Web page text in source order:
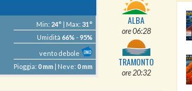
Min: 24° | Max:31°
Umidità66%-95%
vento debole
Pioggia:0 mm | Neve:0 mm
ALBA
ore 06:28
TRAMONTO
ore 20:32